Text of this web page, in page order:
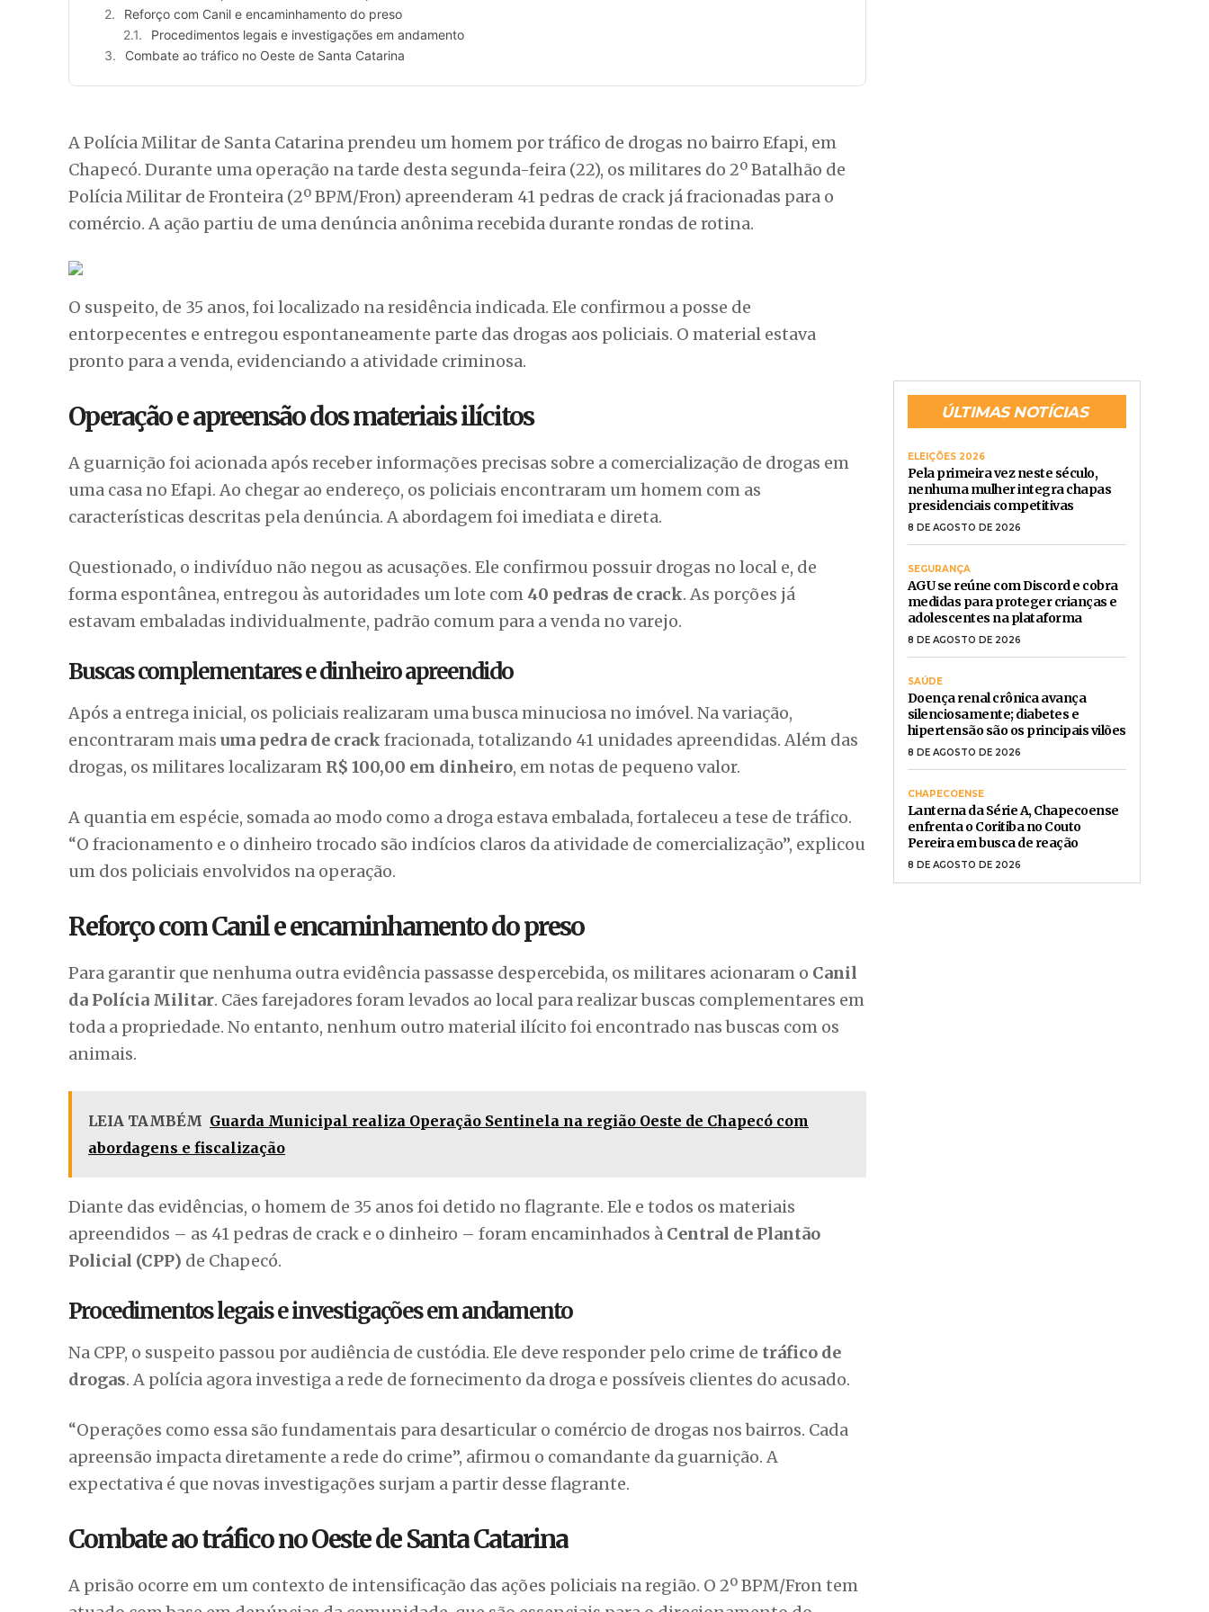
Reforço com Canil e encaminhamento do preso
Procedimentos legais e investigações em andamento
Combate ao tráfico no Oeste de Santa Catarina
A Polícia Militar de Santa Catarina prendeu um homem por tráfico de drogas no bairro Efapi, em
Chapecó. Durante uma operação na tarde desta segunda-feira (22), os militares do 2º Batalhão de
Polícia Militar de Fronteira (2º BPM/Fron) apreenderam 41 pedras de crack já fracionadas para o
comércio. A ação partiu de uma denúncia anônima recebida durante rondas de rotina.
O suspeito, de 35 anos, foi localizado na residência indicada. Ele confirmou a posse de
entorpecentes e entregou espontaneamente parte das drogas aos policiais. O material estava
pronto para a venda, evidenciando a atividade criminosa.
Operação e apreensão dos materiais ilícitos
A guarnição foi acionada após receber informações precisas sobre a comercialização de drogas em
uma casa no Efapi. Ao chegar ao endereço, os policiais encontraram um homem com as
características descritas pela denúncia. A abordagem foi imediata e direta.
Questionado, o indivíduo não negou as acusações. Ele confirmou possuir drogas no local e, de
forma espontânea, entregou às autoridades um lote com 40 pedras de crack. As porções já
estavam embaladas individualmente, padrão comum para a venda no varejo.
Buscas complementares e dinheiro apreendido
Após a entrega inicial, os policiais realizaram uma busca minuciosa no imóvel. Na variação,
encontraram mais uma pedra de crack fracionada, totalizando 41 unidades apreendidas. Além das
drogas, os militares localizaram R$ 100,00 em dinheiro, em notas de pequeno valor.
A quantia em espécie, somada ao modo como a droga estava embalada, fortaleceu a tese de tráfico.
“O fracionamento e o dinheiro trocado são indícios claros da atividade de comercialização”, explicou
um dos policiais envolvidos na operação.
Reforço com Canil e encaminhamento do preso
Para garantir que nenhuma outra evidência passasse despercebida, os militares acionaram o Canil
da Polícia Militar. Cães farejadores foram levados ao local para realizar buscas complementares em
toda a propriedade. No entanto, nenhum outro material ilícito foi encontrado nas buscas com os
animais.
LEIA TAMBÉM Guarda Municipal realiza Operação Sentinela na região Oeste de Chapecó com
abordagens e fiscalização
Diante das evidências, o homem de 35 anos foi detido no flagrante. Ele e todos os materiais
apreendidos – as 41 pedras de crack e o dinheiro – foram encaminhados à Central de Plantão
Policial (CPP) de Chapecó.
Procedimentos legais e investigações em andamento
Na CPP, o suspeito passou por audiência de custódia. Ele deve responder pelo crime de tráfico de
drogas. A polícia agora investiga a rede de fornecimento da droga e possíveis clientes do acusado.
“Operações como essa são fundamentais para desarticular o comércio de drogas nos bairros. Cada
apreensão impacta diretamente a rede do crime”, afirmou o comandante da guarnição. A
expectativa é que novas investigações surjam a partir desse flagrante.
Combate ao tráfico no Oeste de Santa Catarina
A prisão ocorre em um contexto de intensificação das ações policiais na região. O 2º BPM/Fron tem
ÚLTIMAS NOTÍCIAS
ELEIÇÕES 2026
Pela primeira vez neste século,
nenhuma mulher integra chapas
presidenciais competitivas
8 DE AGOSTO DE 2026
SEGURANÇA
AGU se reúne com Discord e cobra
medidas para proteger crianças e
adolescentes na plataforma
8 DE AGOSTO DE 2026
SAÚDE
Doença renal crônica avança
silenciosamente; diabetes e
hipertensão são os principais vilões
8 DE AGOSTO DE 2026
CHAPECOENSE
Lanterna da Série A, Chapecoense
enfrenta o Coritiba no Couto
Pereira em busca de reação
8 DE AGOSTO DE 2026